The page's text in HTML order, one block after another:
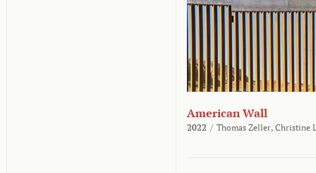
American Wall
2022 / Thomas Zeller, Christine